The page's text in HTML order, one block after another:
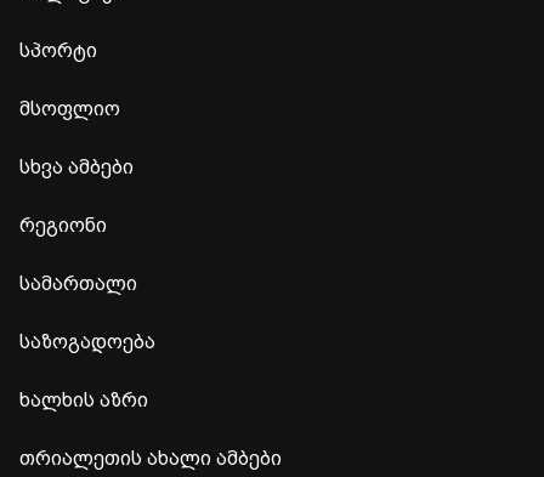
სპორტი
მსოფლიო
სხვა ამბები
რეგიონი
სამართალი
საზოგადოება
ხალხის აზრი
თრიალეთის ახალი ამბები